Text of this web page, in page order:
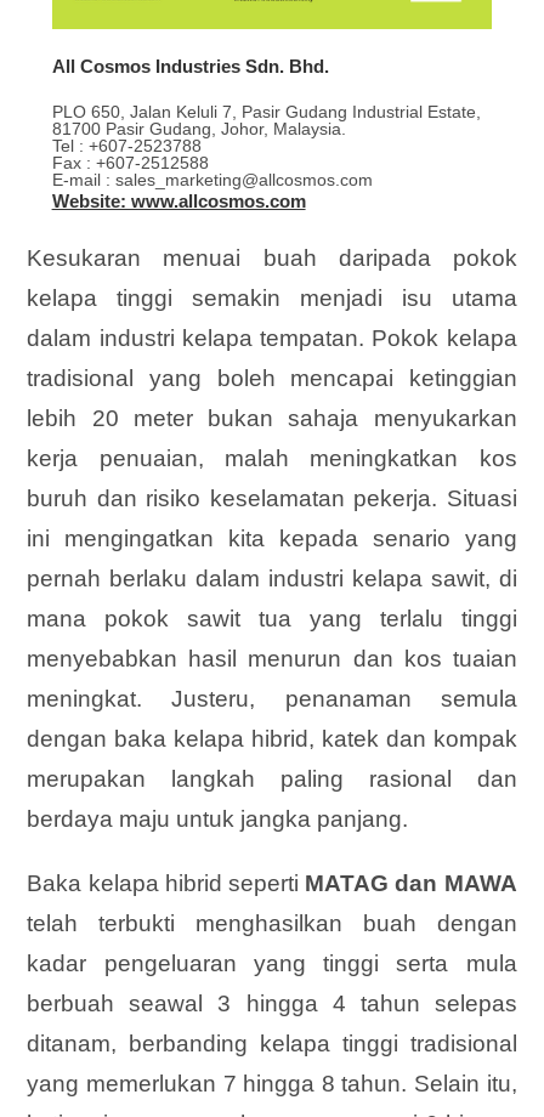
All Cosmos Industries Sdn. Bhd.
PLO 650, Jalan Keluli 7, Pasir Gudang Industrial Estate,
81700 Pasir Gudang, Johor, Malaysia.
Tel : +607-2523788
Fax : +607-2512588
E-mail : sales_marketing@allcosmos.com
Website: www.allcosmos.com
Kesukaran menuai buah daripada pokok
kelapa tinggi semakin menjadi isu utama
dalam industri kelapa tempatan. Pokok kelapa
tradisional yang boleh mencapai ketinggian
lebih 20 meter bukan sahaja menyukarkan
kerja penuaian, malah meningkatkan kos
buruh dan risiko keselamatan pekerja. Situasi
ini mengingatkan kita kepada senario yang
pernah berlaku dalam industri kelapa sawit, di
mana pokok sawit tua yang terlalu tinggi
menyebabkan hasil menurun dan kos tuaian
meningkat. Justeru, penanaman semula
dengan baka kelapa hibrid, katek dan kompak
merupakan langkah paling rasional dan
berdaya maju untuk jangka panjang.
Baka kelapa hibrid seperti MATAG dan MAWA
telah terbukti menghasilkan buah dengan
kadar pengeluaran yang tinggi serta mula
berbuah seawal 3 hingga 4 tahun selepas
ditanam, berbanding kelapa tinggi tradisional
yang memerlukan 7 hingga 8 tahun. Selain itu,